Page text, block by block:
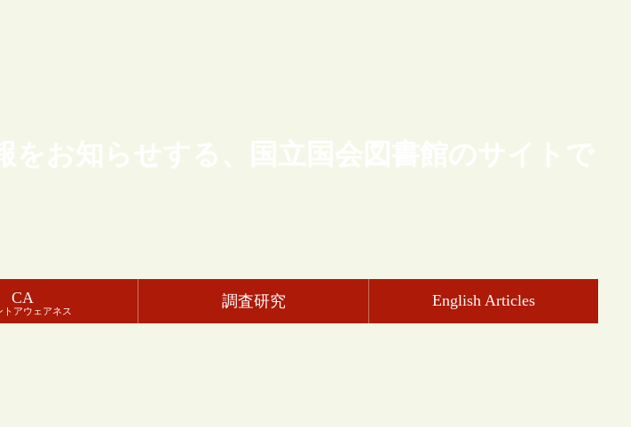
をお知らせする、国立国会図書館のサイトで
CA
トアウェアネス
調査研究 English Articles